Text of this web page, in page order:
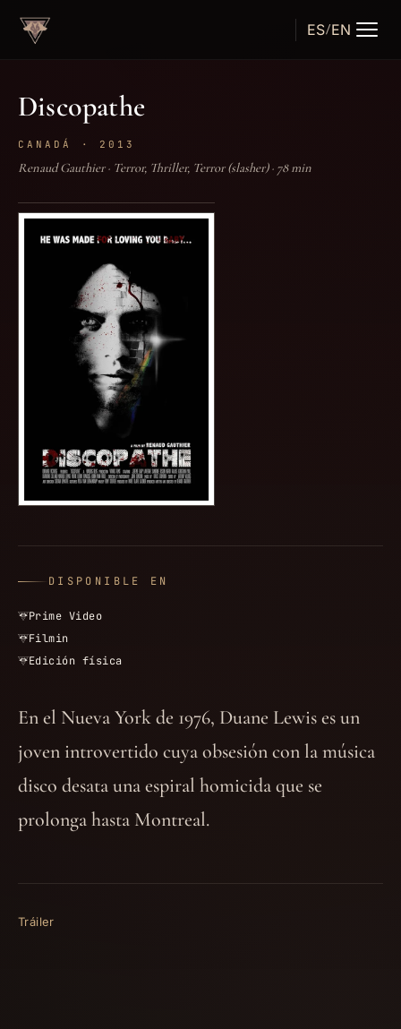
TÁRTARO
ES/EN
Discopathe
CANADÁ · 2013
Renaud Gauthier · Terror, Thriller, Terror (slasher) · 78 min
DISPONIBLE EN
Prime Video
Filmin
Edición física
En el Nueva York de 1976, Duane Lewis es un
joven introvertido cuya obsesión con la música
disco desata una espiral homicida que se
prolonga hasta Montreal.
Tráiler